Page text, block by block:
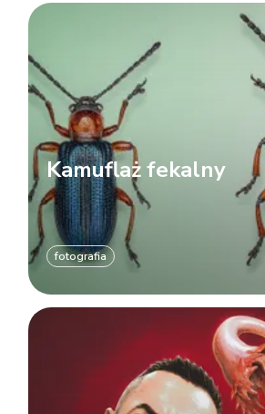
Kamuflaż fekalny
fotografia